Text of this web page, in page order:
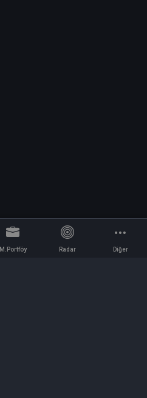
M.Portföy Radar Diğer